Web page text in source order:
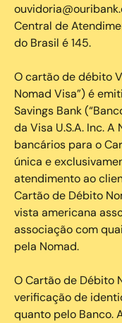
Central de
do Brasil é 145.
O cartão de débito
Nomad Visa”) é
Savings Bank
da Visa U.S.A. Inc.
bancários para o
única e
atendimento ao
Cartão de Débito
vista americana
associação com
pela Nomad.
O Cartão de Débito
verificação de
quanto pelo Banco.